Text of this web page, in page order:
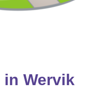
in Wervik